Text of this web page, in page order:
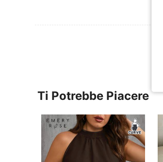
Ti Potrebbe Piacere